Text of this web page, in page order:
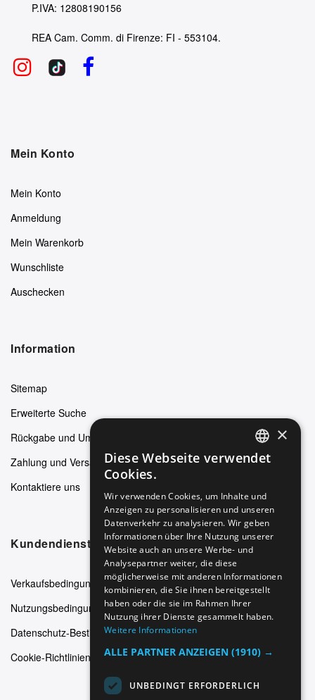
P.IVA: 12808190156
REA Cam. Comm. di Firenze: FI - 553104.
Mein Konto
Mein Konto
Anmeldung
Mein Warenkorb
Wunschliste
Auschecken
Information
Sitemap
Erweiterte Suche
Rückgabe und Umtausch
Zahlung und Versand
Kontaktiere uns
Kundendienst
Verkaufsbedingungen
Nutzungsbedingungen
Datenschutz-Bestimmungen
Cookie-Richtlinien
ENGLISH
ITALIAN
SPANISH
×
Diese Webseite verwendet
Cookies.
Wir verwenden Cookies, um Inhalte und
Anzeigen zu personalisieren und unseren
Datenverkehr zu analysieren. Wir geben
Informationen über Ihre Nutzung unserer
Website auch an unsere Werbe- und
Analysepartner weiter, die diese
möglicherweise mit anderen Informationen
kombinieren, die Sie ihnen bereitgestellt
haben oder die sie im Rahmen Ihrer
Nutzung ihrer Dienste gesammelt haben.
Weitere Informationen
ALLE PARTNER ANZEIGEN (1910) →
UNBEDINGT ERFORDERLICH